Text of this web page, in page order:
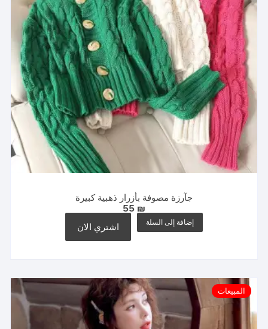
جآرزة مصوفة بأزرار ذهبية كبيرة
55 ₪
إضافة إلى السلة اشتري الان
المبيعات